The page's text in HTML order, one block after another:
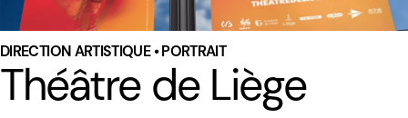
DIRECTION ARTISTIQUE • PORTRAIT
Théâtre de Liège